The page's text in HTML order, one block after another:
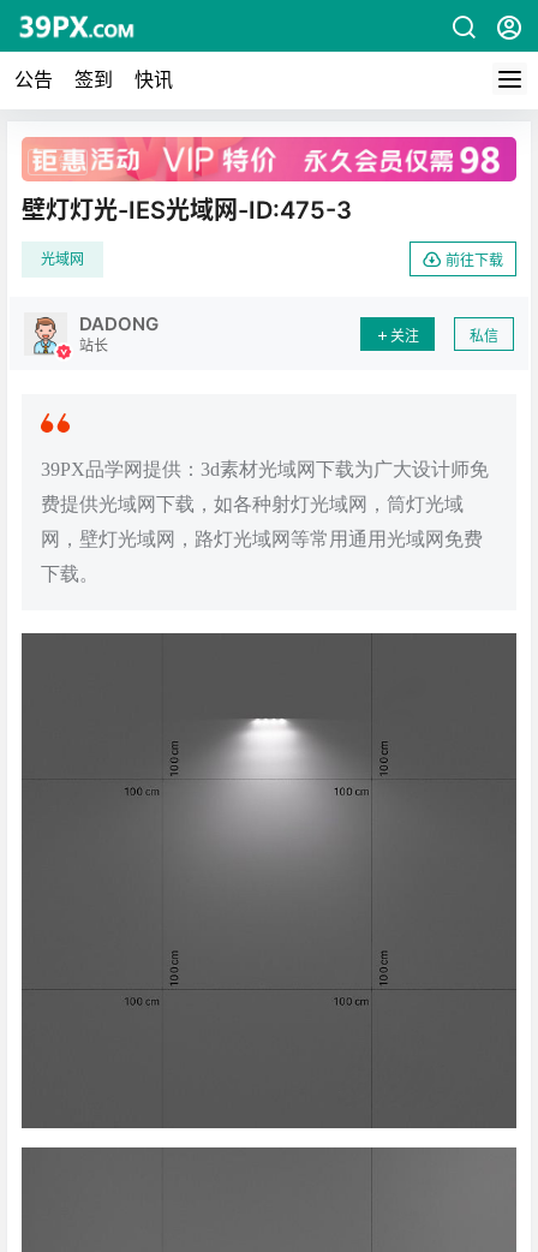
公告 签到 快讯
广告
壁灯灯光-IES光域网-ID:475-3
光域网 前往下载
DADONG
站长
关注 私信
39PX品学网提供：3d素材光域网下载为广大设计师免
费提供光域网下载，如各种射灯光域网，筒灯光域
网，壁灯光域网，路灯光域网等常用通用光域网免费
下载。